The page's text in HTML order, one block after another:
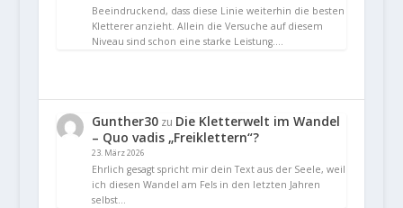
Beeindruckend, dass diese Linie weiterhin die besten
Kletterer anzieht. Allein die Versuche auf diesem
Niveau sind schon eine starke Leistung.…
Gunther30zu Die Kletterwelt im Wandel
– Quo vadis „Freiklettern“?
23. März 2026
Ehrlich gesagt spricht mir dein Text aus der Seele, weil
ich diesen Wandel am Fels in den letzten Jahren
selbst…